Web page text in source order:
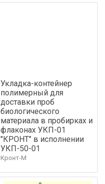
Укладка-контейнер
полимерный для
доставки проб
биологического
материала в пробирках и
флаконах УКП-01
"КРОНТ" в исполнении
УКП-50-01
Кронт-М